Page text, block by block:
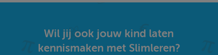
Wil jij ook jouw kind laten
kennismaken met Slimleren?